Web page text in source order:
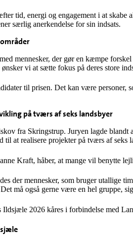
tid, energi og engagement i at skabe
særlig anerkendelse for sin indsats.
mennesker, der gør en kæmpe
vi at sætte fokus på deres store
til prisen. Det kan være personer,
på tværs af seks landsbyer
fra Skringstrup. Juryen lagde
at realisere projekter på tværs af seks
Kraft, håber, at mange vil benytte
der mennesker, som bruger utallige
må også gerne være en hel gruppe,
2026 kåres i forbindelse med